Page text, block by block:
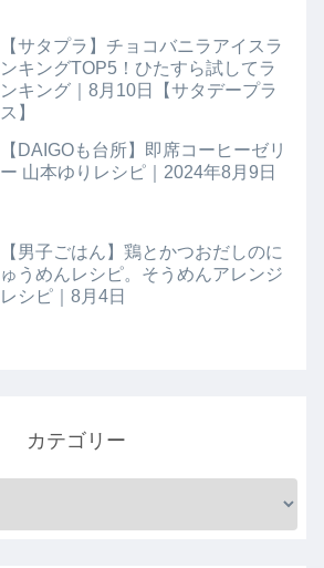
【サタプラ】チョコバニラアイスラ
ンキングTOP5！ひたすら試してラ
ンキング｜8月10日【サタデープラ
ス】
【DAIGOも台所】即席コーヒーゼリ
ー 山本ゆりレシピ｜2024年8月9日
【男子ごはん】鶏とかつおだしのに
ゅうめんレシピ。そうめんアレンジ
レシピ｜8月4日
カテゴリー